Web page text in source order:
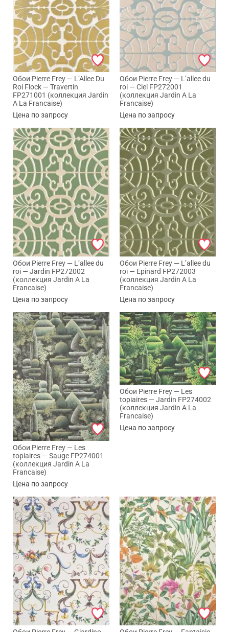
Обои Pierre Frey — L’Allee Du
Roi Flock — Travertin
FP271001 (коллекция Jardin
A La Francaise)
Цена по запросу
Обои Pierre Frey — L’allee du
roi — Ciel FP272001
(коллекция Jardin A La
Francaise)
Цена по запросу
Обои Pierre Frey — L’allee du
roi — Jardin FP272002
(коллекция Jardin A La
Francaise)
Цена по запросу
Обои Pierre Frey — L’allee du
roi — Epinard FP272003
(коллекция Jardin A La
Francaise)
Цена по запросу
Обои Pierre Frey — Les
topiaires — Sauge FP274001
(коллекция Jardin A La
Francaise)
Цена по запросу
Обои Pierre Frey — Les
topiaires — Jardin FP274002
(коллекция Jardin A La
Francaise)
Цена по запросу